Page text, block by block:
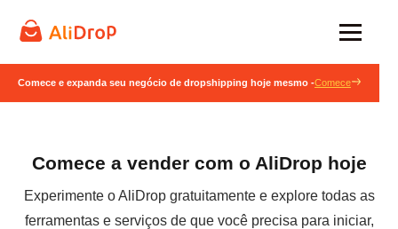
Comece e expanda seu negócio de dropshipping hoje mesmo -Comece
Comece a vender com o AliDrop hoje
Experimente o AliDrop gratuitamente e explore todas as
ferramentas e serviços de que você precisa para iniciar,